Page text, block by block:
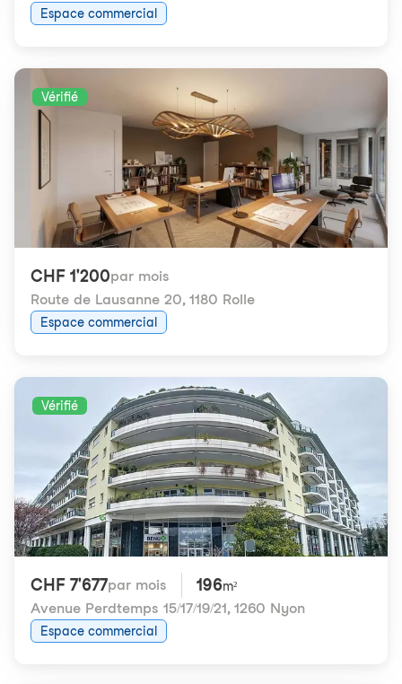
Espace commercial
Vérifié
CHF 1'200par mois
Route de Lausanne 20, 1180 Rolle
Espace commercial
Vérifié
CHF 7'677par mois 196m²
Avenue Perdtemps 15/17/19/21, 1260 Nyon
Espace commercial